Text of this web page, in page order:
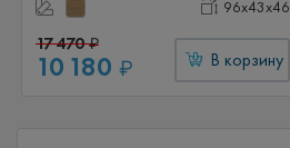
96x43x46
17 470₽
10 180 ₽ В корзину